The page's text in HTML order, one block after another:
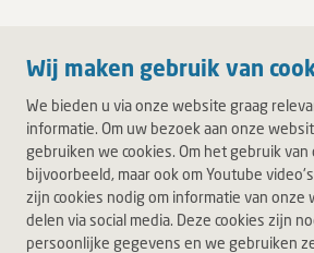
Wij maken gebruik van
We bieden u via onze website graag
informatie. Om uw bezoek aan onze
gebruiken we cookies. Om het gebruik
bijvoorbeeld, maar ook om Youtube
zijn cookies nodig om informatie van onze
delen via social media. Deze cookies zijn
persoonlijke gegevens en we gebruiken